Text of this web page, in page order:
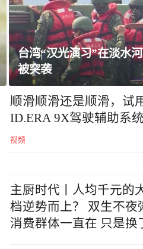
美国教授：共和党中期
到对手烂成“神助攻”
顺滑顺滑还是顺滑，试
ID.ERA 9X驾驶辅助系统
视频
主厨时代丨人均千元的
档逆势而上？ 双生不夜
消费群体一直在 只是换